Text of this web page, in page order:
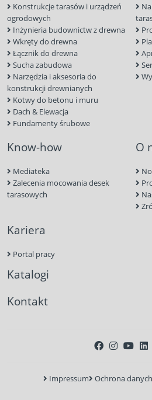
Konstrukcje tarasów i urządzeń
ogrodowych
Inżynieria budownictw z drewna
Wkręty do drewna
Łącznik do drewna
Sucha zabudowa
Narzędzia i aksesoria do
konstrukcji drewnianych
Kotwy do betonu i muru
Dach & Elewacja
Fundamenty śrubowe
Know-how
Mediateka
Zalecenia mocowania desek
tarasowych
O
Kariera
Portal pracy
Katalogi
Kontakt
Impressum Ochrona